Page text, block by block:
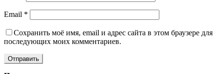
Email *
Сохранить моё имя, email и адрес сайта в этом браузере для
последующих моих комментариев.